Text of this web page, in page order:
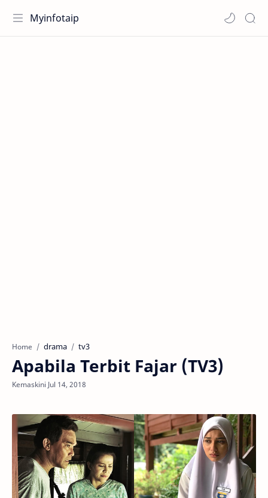
Myinfotaip
Home drama tv3
Apabila Terbit Fajar (TV3)